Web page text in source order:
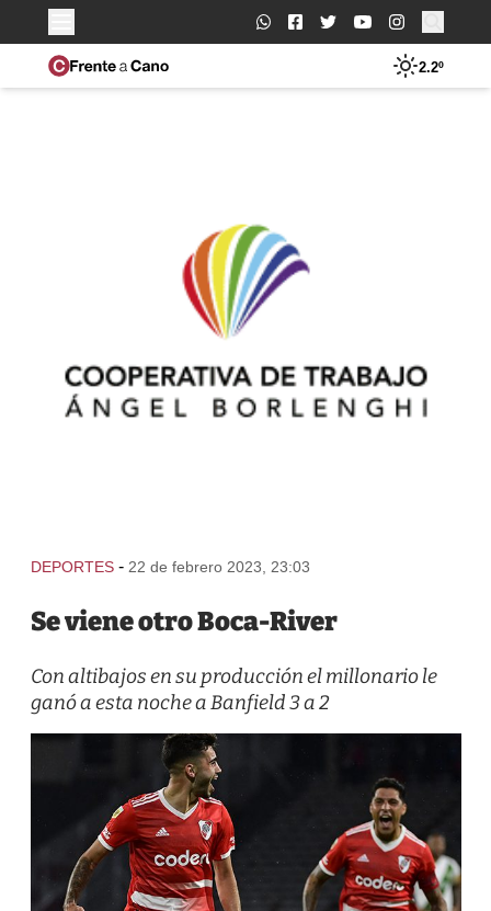
Buscar:
2.2º
DEPORTES - 22 de febrero 2023, 23:03
Se viene otro Boca-River
Con altibajos en su producción el millonario le
ganó a esta noche a Banfield 3 a 2